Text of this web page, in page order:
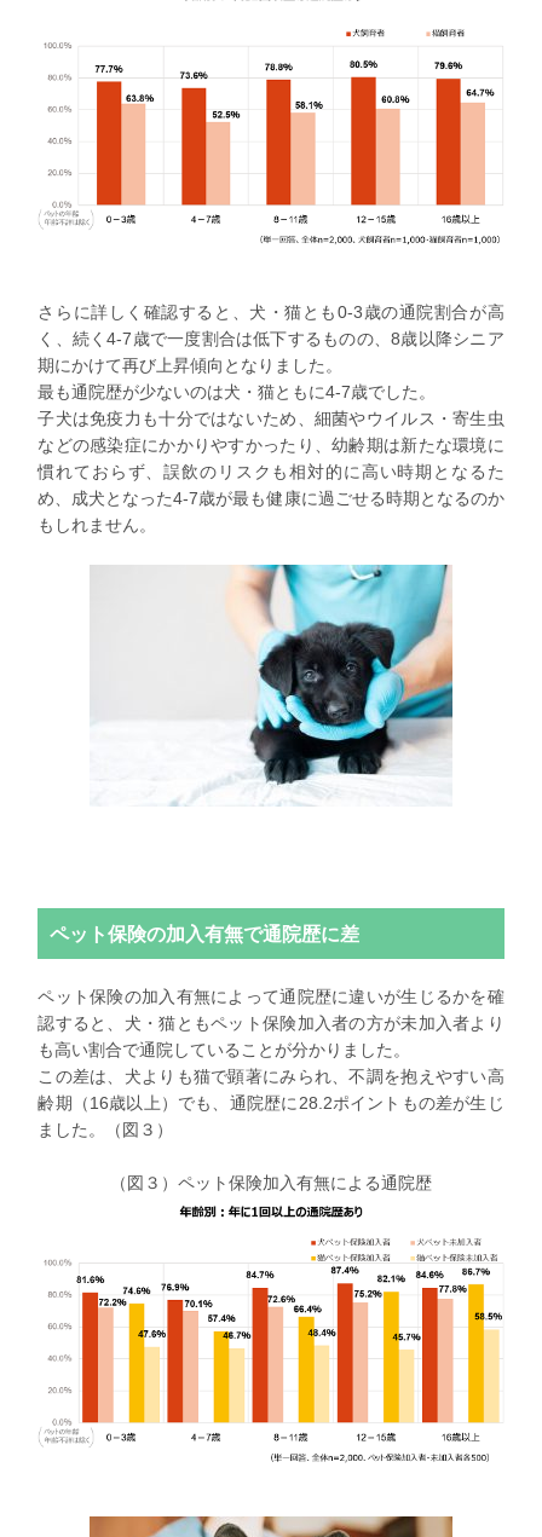
さらに詳しく確認すると、犬・猫とも0-3歳の通院割合が高
く、続く4-7歳で一度割合は低下するものの、8歳以降シニア
期にかけて再び上昇傾向となりました。
最も通院歴が少ないのは犬・猫ともに4-7歳でした。
子犬は免疫力も十分ではないため、細菌やウイルス・寄生虫
などの感染症にかかりやすかったり、幼齢期は新たな環境に
慣れておらず、誤飲のリスクも相対的に高い時期となるた
め、成犬となった4-7歳が最も健康に過ごせる時期となるのか
もしれません。
ペット保険の加入有無で通院歴に差
ペット保険の加入有無によって通院歴に違いが生じるかを確
認すると、犬・猫ともペット保険加入者の方が未加入者より
も高い割合で通院していることが分かりました。
この差は、犬よりも猫で顕著にみられ、不調を抱えやすい高
齢期（16歳以上）でも、通院歴に28.2ポイントもの差が生じ
ました。（図３）
（図３）ペット保険加入有無による通院歴